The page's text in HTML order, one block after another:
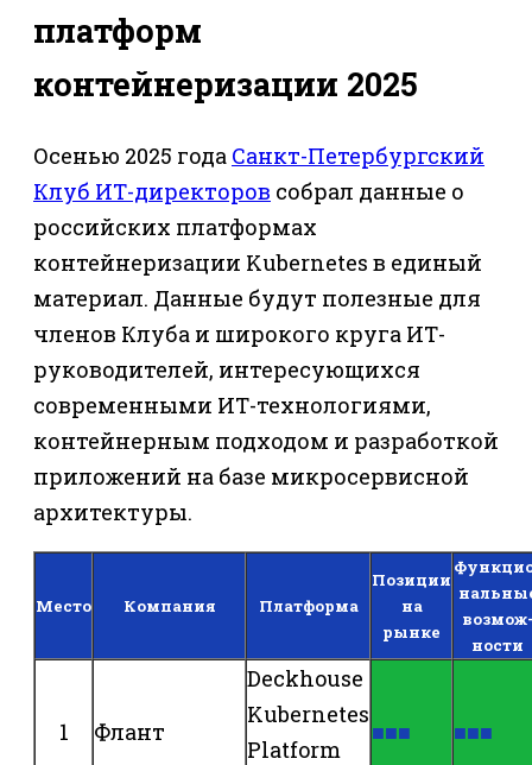
платформ
контейнеризации 2025
Осенью 2025 года Санкт-Петербургский
Клуб ИТ-директоров собрал данные о
российских платформах
контейнеризации Kubernetes в единый
материал. Данные будут полезные для
членов Клуба и широкого круга ИТ-
руководителей, интересующихся
современными ИТ-технологиями,
контейнерным подходом и разработкой
приложений на базе микросервисной
архитектуры.
Место Компания Платформа
Позиции
на
рынке
ности
1 Флант
Deckhouse
Kubernetes
Platform
■■■ ■■■